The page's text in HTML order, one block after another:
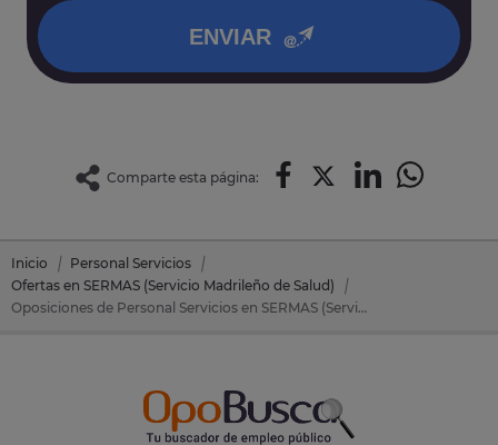
ENVIAR
Comparte esta página:
Inicio
Personal Servicios
Ofertas en SERMAS (Servicio Madrileño de Salud)
Oposiciones de Personal Servicios en SERMAS (Servicio Madrileño de Salud)